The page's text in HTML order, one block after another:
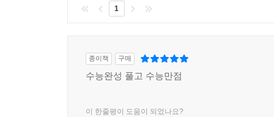
1
종이책 구매
수능완성 풀고 수능만점
이 한줄평이 도움이 되었나요?